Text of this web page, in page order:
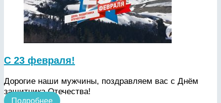
С 23 февраля!
Дорогие наши мужчины, поздравляем вас с Днём
защитника Отечества!
Подробнее